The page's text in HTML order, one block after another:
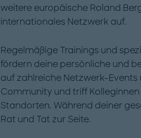
weitere europäische Roland
internationales Netzwerk auf.
Regelmäßige Trainings und
fördern deine persönliche und
auf zahlreiche Netzwerk-Events
Community und triff
Standorten. Während deiner
Rat und Tat zur Seite.